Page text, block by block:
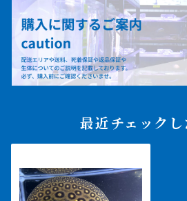
最近チェックし